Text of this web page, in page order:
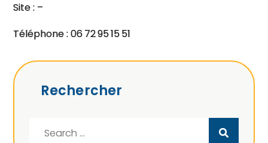
Site : –
Téléphone : 06 72 95 15 51
Rechercher